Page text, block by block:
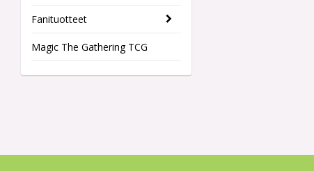
Fanituotteet
Magic The Gathering TCG